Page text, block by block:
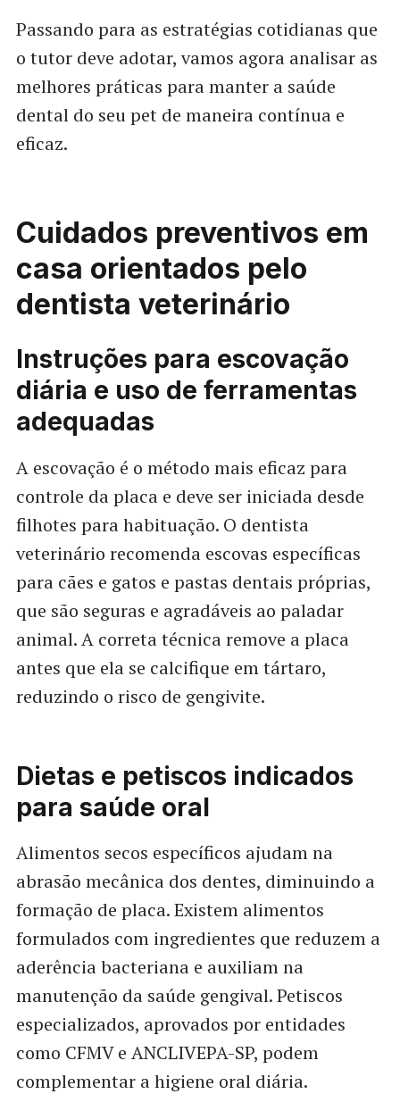
Passando para as estratégias cotidianas que
o tutor deve adotar, vamos agora analisar as
melhores práticas para manter a saúde
dental do seu pet de maneira contínua e
eficaz.
Cuidados preventivos em
casa orientados pelo
dentista veterinário
Instruções para escovação
diária e uso de ferramentas
adequadas
A escovação é o método mais eficaz para
controle da placa e deve ser iniciada desde
filhotes para habituação. O dentista
veterinário recomenda escovas específicas
para cães e gatos e pastas dentais próprias,
que são seguras e agradáveis ao paladar
animal. A correta técnica remove a placa
antes que ela se calcifique em tártaro,
reduzindo o risco de gengivite.
Dietas e petiscos indicados
para saúde oral
Alimentos secos específicos ajudam na
abrasão mecânica dos dentes, diminuindo a
formação de placa. Existem alimentos
formulados com ingredientes que reduzem a
aderência bacteriana e auxiliam na
manutenção da saúde gengival. Petiscos
especializados, aprovados por entidades
como CFMV e ANCLIVEPA-SP, podem
complementar a higiene oral diária.